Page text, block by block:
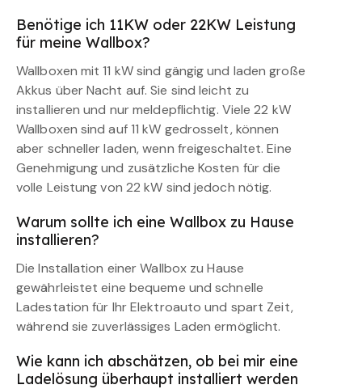
Benötige ich 11KW oder 22KW Leistung
für meine Wallbox?
Wallboxen mit 11 kW sind gängig und laden große
Akkus über Nacht auf. Sie sind leicht zu
installieren und nur meldepflichtig. Viele 22 kW
Wallboxen sind auf 11 kW gedrosselt, können
aber schneller laden, wenn freigeschaltet. Eine
Genehmigung und zusätzliche Kosten für die
volle Leistung von 22 kW sind jedoch nötig.
Warum sollte ich eine Wallbox zu Hause
installieren?
Die Installation einer Wallbox zu Hause
gewährleistet eine bequeme und schnelle
Ladestation für Ihr Elektroauto und spart Zeit,
während sie zuverlässiges Laden ermöglicht.
Wie kann ich abschätzen, ob bei mir eine
Ladelösung überhaupt installiert werden